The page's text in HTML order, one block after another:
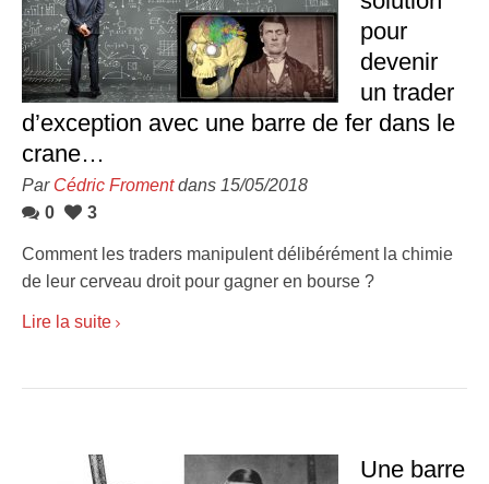
pour
devenir
un trader
d’exception avec une barre de fer dans le
crane…
Par Cédric Fromentdans 15/05/2018
0
3
Comment les traders manipulent délibérément la chimie
de leur cerveau droit pour gagner en bourse ?
Lire la suite
Une barre